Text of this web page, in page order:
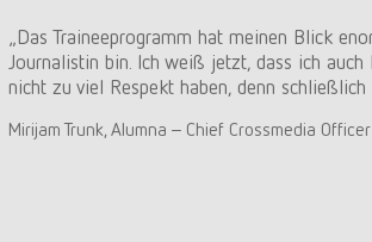
„Das Traineeprogramm hat meinen Blick
Journalistin bin. Ich weiß jetzt, dass ich
nicht zu viel Respekt haben, denn
Mirijam Trunk, Alumna – Chief Crossmedia